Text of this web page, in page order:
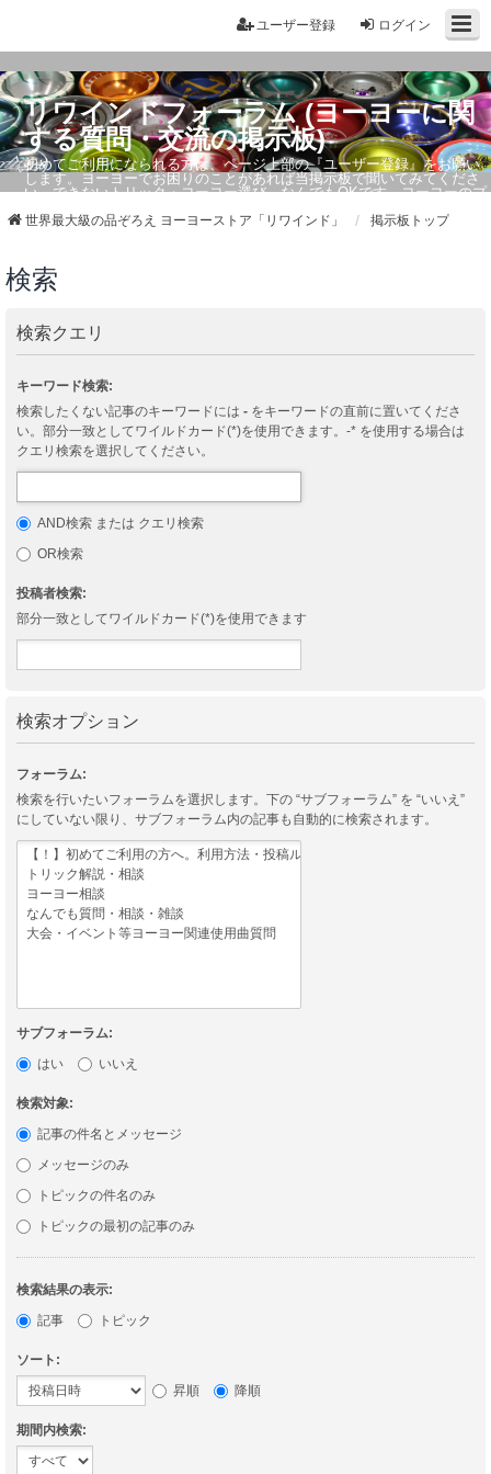
ログイン
ユーザー登録
リワインドフォーラム (ヨーヨーに関
する質問・交流の掲示板)
初めてご利用になられる方は、ページ上部の『ユーザー登録』をお願い
します。ヨーヨーでお困りのことがあれば当掲示板で聞いてみてくださ
い。できないトリック・ヨーヨー選び、なんでもOKです。ヨーヨーのプ
世界最大級の品ぞろえ ヨーヨーストア「リワインド」 掲示板トップ
検索
検索クエリ
キーワード検索:
検索したくない記事のキーワードには - をキーワードの直前に置いてくださ
い。部分一致としてワイルドカード(*)を使用できます。-* を使用する場合は
クエリ検索を選択してください。
AND検索 または クエリ検索
OR検索
投稿者検索:
部分一致としてワイルドカード(*)を使用できます
検索オプション
フォーラム:
検索を行いたいフォーラムを選択します。下の “サブフォーラム” を “いいえ”
にしていない限り、サブフォーラム内の記事も自動的に検索されます。
サブフォーラム:
はい
いいえ
検索対象:
記事の件名とメッセージ
メッセージのみ
トピックの件名のみ
トピックの最初の記事のみ
検索結果の表示:
記事
トピック
ソート:
昇順
降順
期間内検索: